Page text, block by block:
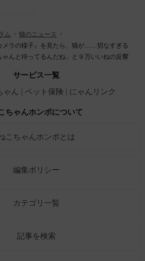
ム
猫のニュース
メラの様子』を見たら、猫が……切なすぎる
んと待ってるんだね」と９万いいねの反響
サービス一覧
ゃん
ペット保険 にゃんリンク
ちゃんホンポについて
こちゃんホンポとは
編集ポリシー
カテゴリ一覧
記事を検索